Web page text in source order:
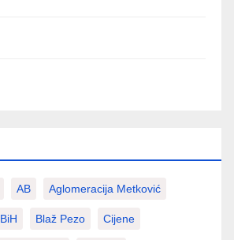
AB Aglomeracija Metković
BiH Blaž Pezo Cijene